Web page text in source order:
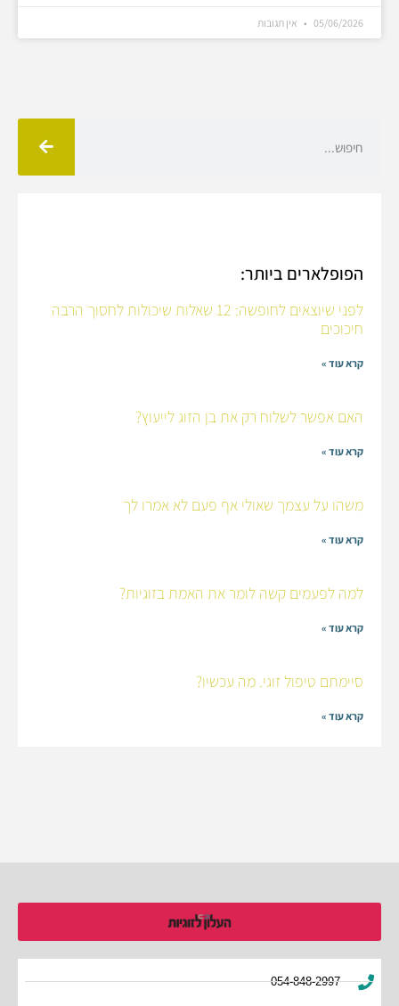
05/06/2026 אין תגובות
הפופלארים ביותר:
לפני שיוצאים לחופשה: 12 שאלות שיכולות לחסוך הרבה
חיכוכים
קרא עוד »
האם אפשר לשלוח רק את בן הזוג לייעוץ?
קרא עוד »
משהו על עצמך שאולי אף פעם לא אמרו לך
קרא עוד »
למה לפעמים קשה לומר את האמת בזוגיות?
קרא עוד »
סיימתם טיפול זוגי. מה עכשיו?
קרא עוד »
054-848-2997